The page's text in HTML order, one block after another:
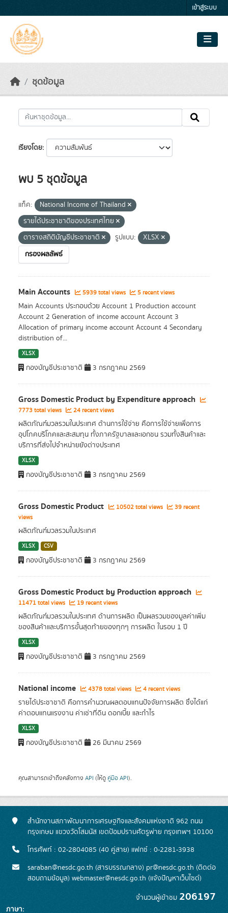
เข้าสู่ระบบ
ชุดข้อมูล
เรียงโดย
พบ 5 ชุดข้อมูล
แท็ค:
National Income of Thailand
รายได้ประชาชาติของประเทศไทย
ตารางสถิติบัญชีประชาชาติ
รูปแบบ:
XLSX
กรองผลลัพธ์
Main Accounts 5939 total views 5 recent views
Main Accounts ประกอบด้วย Account 1 Production account
Account 2 Generation of income account Account 3
Allocation of primary income account Account 4 Secondary
distribution of...
XLSX
กองบัญชีประชาชาติ 3 กรกฎาคม 2569
Gross Domestic Product by Expenditure approach
7773 total views 24 recent views
ผลิตภัณฑ์มวลรวมในประเทศ ด้านการใช้จ่าย คือการใช้จ่ายเพื่อการ
อุปโภคบริโภคและสะสมทุน ทั้งภาครัฐบาลและเอกชน รวมทั้งสินค้าและ
บริการที่ส่งไปจำหน่ายยังต่างประเทศ
XLSX
กองบัญชีประชาชาติ 3 กรกฎาคม 2569
Gross Domestic Product 10502 total views
39 recent
views
ผลิตภัณฑ์มวลรวมในประเทศ
XLSX CSV
กองบัญชีประชาชาติ 3 กรกฎาคม 2569
Gross Domestic Product by Production approach
11471 total views 19 recent views
ผลิตภัณฑ์มวลรวมในประเทศ ด้านการผลิต เป็นผลรวมของมูลค่าเพิ่ม
ของสินค้าและบริการขั้นสุดท้ายของทุกๆ การผลิต ในรอบ 1 ปี
XLSX
กองบัญชีประชาชาติ 3 กรกฎาคม 2569
National income 4378 total views 4 recent views
รายได้ประชาชาติ คือการคำนวณผลตอบแทนปัจจัยการผลิต ซึ่งได้แก่
ค่าตอบแทนแรงงาน ค่าเช่าที่ดิน ดอกเบี้ย และกำไร
XLSX
กองบัญชีประชาชาติ 26 มีนาคม 2569
คุณสามารถเข้าถึงคลังทาง API (ให้ดู คู่มือ API).
สำนักงานสภาพัฒนาการเศรษฐกิจและสังคมแห่งชาติ 962 ถนน
กรุงเกษม แขวงวัดโสมนัส เขตป้อมปราบศัตรูพ่าย กรุงเทพฯ 10100
โทรศัพท์ : 02-2804085 (40 คู่สาย) แฟกซ์ : 0-2281-3938
saraban@nesdc.go.th (สารบรรณกลาง) pr@nesdc.go.th (ติดต่อ
สอบถามข้อมูล) webmaster@nesdc.go.th (แจ้งปัญหาเว็บไซต์)
จำนวนผู้เข้าชม 206197
ภาษา